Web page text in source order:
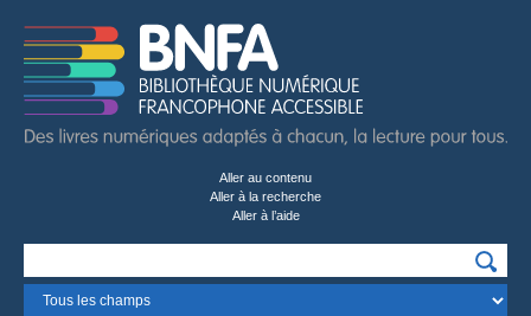
Aller au contenu
Aller à la recherche
Aller à l’aide
Champ